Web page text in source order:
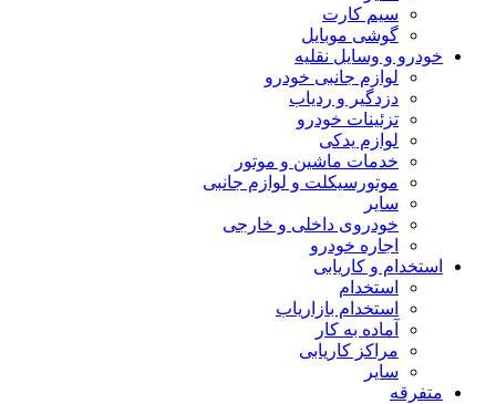
سیم کارت
گوشی موبایل
خودرو و وسایل نقلیه
لوازم جانبی خودرو
دزدگیر و ردیاب
تزئینات خودرو
لوازم یدکی
خدمات ماشین و موتور
موتورسیکلت و لوازم جانبی
سایر
خودروی داخلی و خارجی
اجاره خودرو
استخدام و کاریابی
استخدام
استخدام بازاریاب
آماده به کار
مراکز کاریابی
سایر
متفرقه